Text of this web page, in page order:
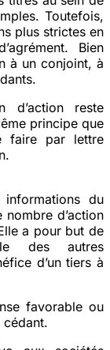
Toutefois,
plus strictes en
Bien
à un conjoint, à
d’action reste
principe que
faire par lettre
informations du
d’action
a pour but de
des autres
d’un tiers à
favorable ou